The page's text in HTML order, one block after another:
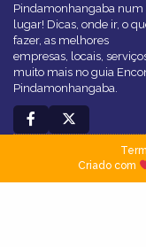
Pindamonhangaba num
lugar! Dicas, onde ir, o
fazer, as melhores
empresas, locais,
muito mais no guia
Pindamonhangaba.
Criado com